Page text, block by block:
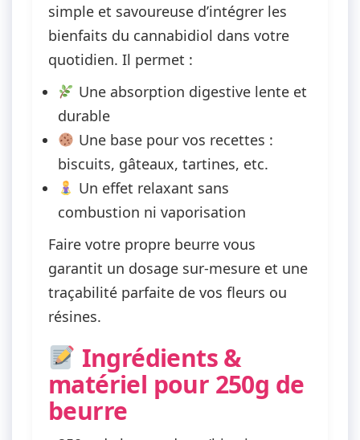
simple et savoureuse d’intégrer les
bienfaits du cannabidiol dans votre
quotidien. Il permet :
Une absorption digestive lenteet
durable
Une base pour vos recettes :
biscuits, gâteaux, tartines, etc.
Un effet relaxant sans
combustion ni vaporisation
Faire votre propre beurre vous
garantit un dosage sur-mesure et une
traçabilité parfaite de vos fleurs ou
résines.
Ingrédients &
matériel pour 250g de
beurre